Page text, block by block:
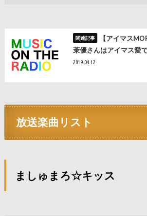
【アイマス
茉優さんはアイマス愛
2019.04.12
放送楽曲リスト
ましゅまろ☆キッス